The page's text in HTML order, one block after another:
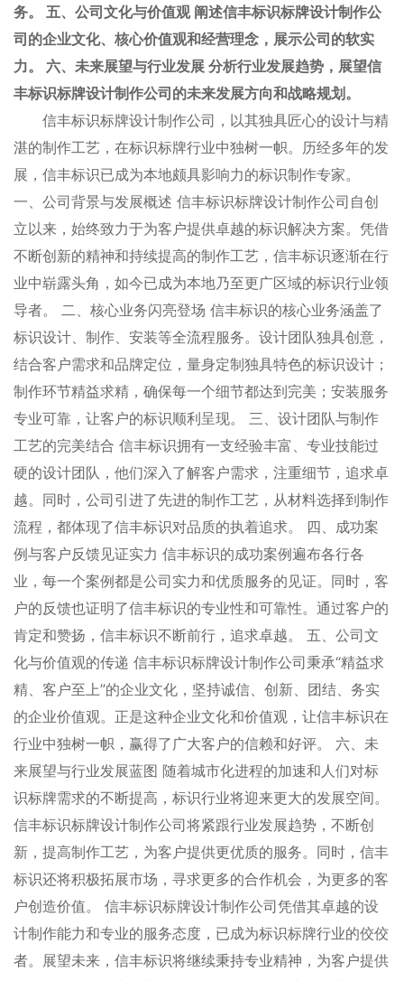
务。 五、公司文化与价值观 阐述信丰标识标牌设计制作公
司的企业文化、核心价值观和经营理念，展示公司的软实
力。 六、未来展望与行业发展 分析行业发展趋势，展望信
丰标识标牌设计制作公司的未来发展方向和战略规划。
信丰标识标牌设计制作公司，以其独具匠心的设计与精
湛的制作工艺，在标识标牌行业中独树一帜。历经多年的发
展，信丰标识已成为本地颇具影响力的标识制作专家。
一、公司背景与发展概述 信丰标识标牌设计制作公司自创
立以来，始终致力于为客户提供卓越的标识解决方案。凭借
不断创新的精神和持续提高的制作工艺，信丰标识逐渐在行
业中崭露头角，如今已成为本地乃至更广区域的标识行业领
导者。 二、核心业务闪亮登场 信丰标识的核心业务涵盖了
标识设计、制作、安装等全流程服务。设计团队独具创意，
结合客户需求和品牌定位，量身定制独具特色的标识设计；
制作环节精益求精，确保每一个细节都达到完美；安装服务
专业可靠，让客户的标识顺利呈现。 三、设计团队与制作
工艺的完美结合 信丰标识拥有一支经验丰富、专业技能过
硬的设计团队，他们深入了解客户需求，注重细节，追求卓
越。同时，公司引进了先进的制作工艺，从材料选择到制作
流程，都体现了信丰标识对品质的执着追求。 四、成功案
例与客户反馈见证实力 信丰标识的成功案例遍布各行各
业，每一个案例都是公司实力和优质服务的见证。同时，客
户的反馈也证明了信丰标识的专业性和可靠性。通过客户的
肯定和赞扬，信丰标识不断前行，追求卓越。 五、公司文
化与价值观的传递 信丰标识标牌设计制作公司秉承“精益求
精、客户至上”的企业文化，坚持诚信、创新、团结、务实
的企业价值观。正是这种企业文化和价值观，让信丰标识在
行业中独树一帜，赢得了广大客户的信赖和好评。 六、未
来展望与行业发展蓝图 随着城市化进程的加速和人们对标
识标牌需求的不断提高，标识行业将迎来更大的发展空间。
信丰标识标牌设计制作公司将紧跟行业发展趋势，不断创
新，提高制作工艺，为客户提供更优质的服务。同时，信丰
标识还将积极拓展市场，寻求更多的合作机会，为更多的客
户创造价值。 信丰标识标牌设计制作公司凭借其卓越的设
计制作能力和专业的服务态度，已成为标识标牌行业的佼佼
者。展望未来，信丰标识将继续秉持专业精神，为客户提供